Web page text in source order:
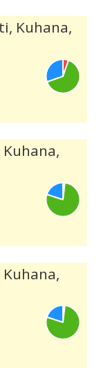
Kuhana,